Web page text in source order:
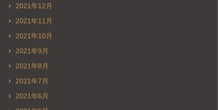
2021年12月
2021年11月
2021年10月
2021年9月
2021年8月
2021年7月
2021年6月